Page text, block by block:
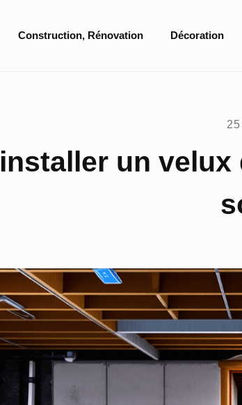
Site
Construction, Rénovation Décoration
installer un velux